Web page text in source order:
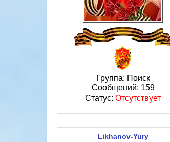
Группа: Поиск
Сообщений: 159
Статус: Отсутствует
Likhanov-Yury